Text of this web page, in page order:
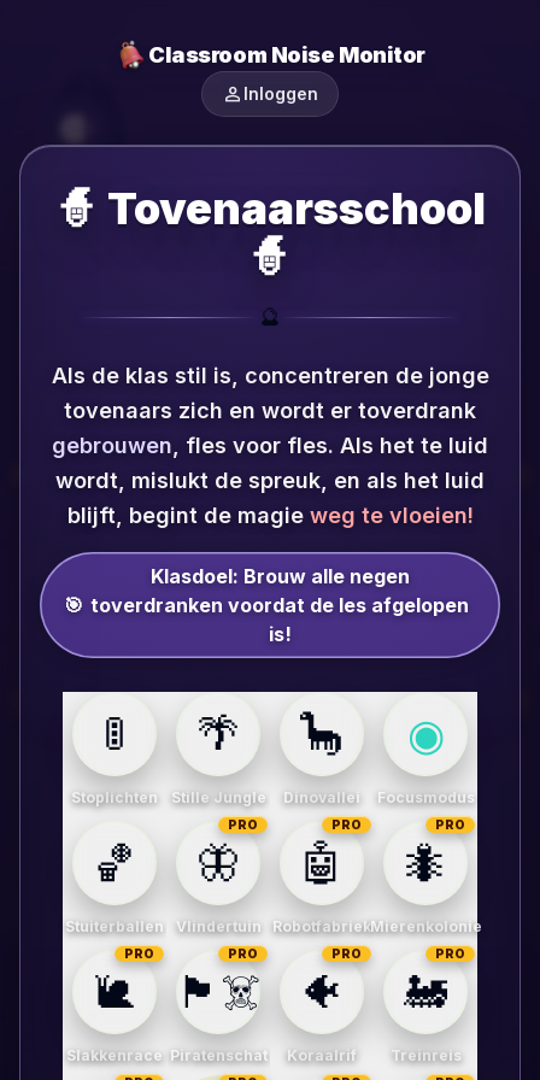
Classroom Noise Monitor
person Inloggen
🧙 Tovenaarsschool
🧙
🔮
Als de klas stil is, concentreren de jonge
tovenaars zich en wordt er toverdrank
gebrouwen , fles voor fles. Als het te luid
wordt, mislukt de spreuk, en als het luid
blijft, begint de magie weg te vloeien!
🎯
Klasdoel: Brouw alle negen
toverdranken voordat de les afgelopen
is!
🚦
Stoplichten
🌴
Stille Jungle
🦕
Dinovallei
◉
Focusmodus
🏀
Stuiterballen
🦋
PRO
Vlindertuin
🤖
PRO
Robotfabriek
🐜
PRO
Mierenkolonie
🐌
PRO
Slakkenrace
🏴‍☠️
PRO
Piratenschat
🐠
PRO
Koraalrif
🚂
PRO
Treinreis